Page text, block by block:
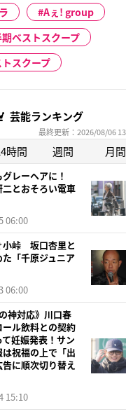
Aぇ! group
ベストスクープ
スクープ
芸能ランキング
最終更新：2026/08/06
時間 週間 月間
レーヘアに！
とおそろい電車
06:00
小峠 坂口杏里と
「千原ジュニア
06:00
神対応》川口春
ル飲料との契約
妊娠発表！サン
は祝福の上で「出
に順次切り替え
15:10